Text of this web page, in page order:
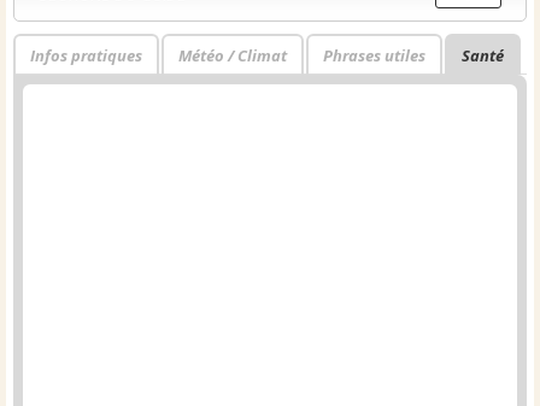
du
guide
Infos pratiques Météo / Climat Phrases utiles Santé